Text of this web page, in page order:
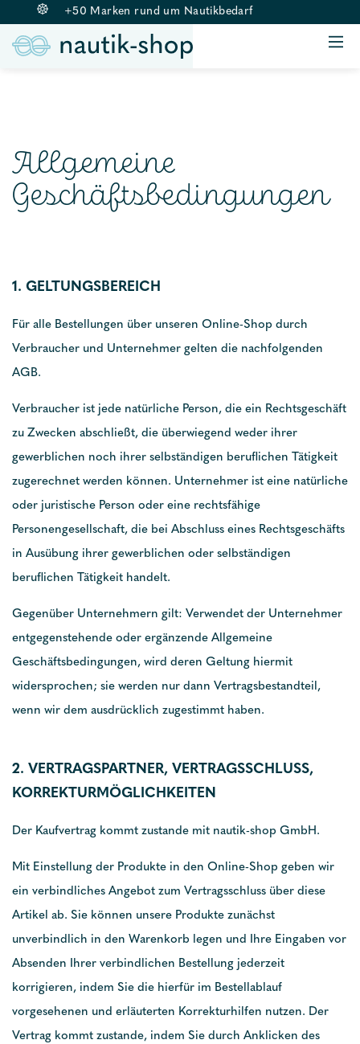
+50 Marken rund um Nautikbedarf
ANKERN & BELEGEN
BOJE & FENDER
ZUBEHÖR
Allgemeine
Geschäftsbedingungen
1. GELTUNGSBEREICH
Für alle Bestellungen über unseren Online-Shop durch
Verbraucher und Unternehmer gelten die nachfolgenden
AGB.
Verbraucher ist jede natürliche Person, die ein Rechtsgeschäft
zu Zwecken abschließt, die überwiegend weder ihrer
gewerblichen noch ihrer selbständigen beruflichen Tätigkeit
zugerechnet werden können. Unternehmer ist eine natürliche
oder juristische Person oder eine rechtsfähige
Personengesellschaft, die bei Abschluss eines Rechtsgeschäfts
in Ausübung ihrer gewerblichen oder selbständigen
beruflichen Tätigkeit handelt.
Gegenüber Unternehmern gilt: Verwendet der Unternehmer
entgegenstehende oder ergänzende Allgemeine
Geschäftsbedingungen, wird deren Geltung hiermit
widersprochen; sie werden nur dann Vertragsbestandteil,
wenn wir dem ausdrücklich zugestimmt haben.
2. VERTRAGSPARTNER, VERTRAGSSCHLUSS,
KORREKTURMÖGLICHKEITEN
Der Kaufvertrag kommt zustande mit nautik-shop GmbH.
Mit Einstellung der Produkte in den Online-Shop geben wir
ein verbindliches Angebot zum Vertragsschluss über diese
Artikel ab. Sie können unsere Produkte zunächst
unverbindlich in den Warenkorb legen und Ihre Eingaben vor
Absenden Ihrer verbindlichen Bestellung jederzeit
korrigieren, indem Sie die hierfür im Bestellablauf
vorgesehenen und erläuterten Korrekturhilfen nutzen. Der
Vertrag kommt zustande, indem Sie durch Anklicken des